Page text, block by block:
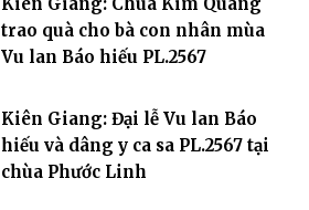
trao quà cho bà con nhân mùa
Vu lan Báo hiếu PL.2567
Kiên Giang: Đại lễ Vu lan Báo
hiếu và dâng y ca sa PL.2567 tại
chùa Phước Linh